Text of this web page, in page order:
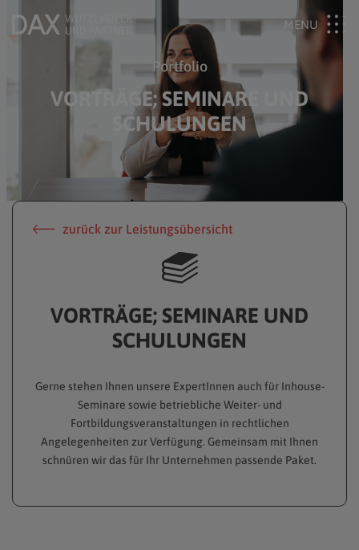
Portfolio
VORTRÄGE; SEMINARE UND
SCHULUNGEN
zurück zur Leistungsübersicht
VORTRÄGE; SEMINARE UND
SCHULUNGEN
Gerne stehen Ihnen unsere ExpertInnen auch für Inhouse-
Seminare sowie betriebliche Weiter- und
Fortbildungsveranstaltungen in rechtlichen
Angelegenheiten zur Verfügung. Gemeinsam mit Ihnen
schnüren wir das für Ihr Unternehmen passende Paket.